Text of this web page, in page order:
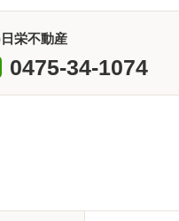
栄不動産
0475-34-1074